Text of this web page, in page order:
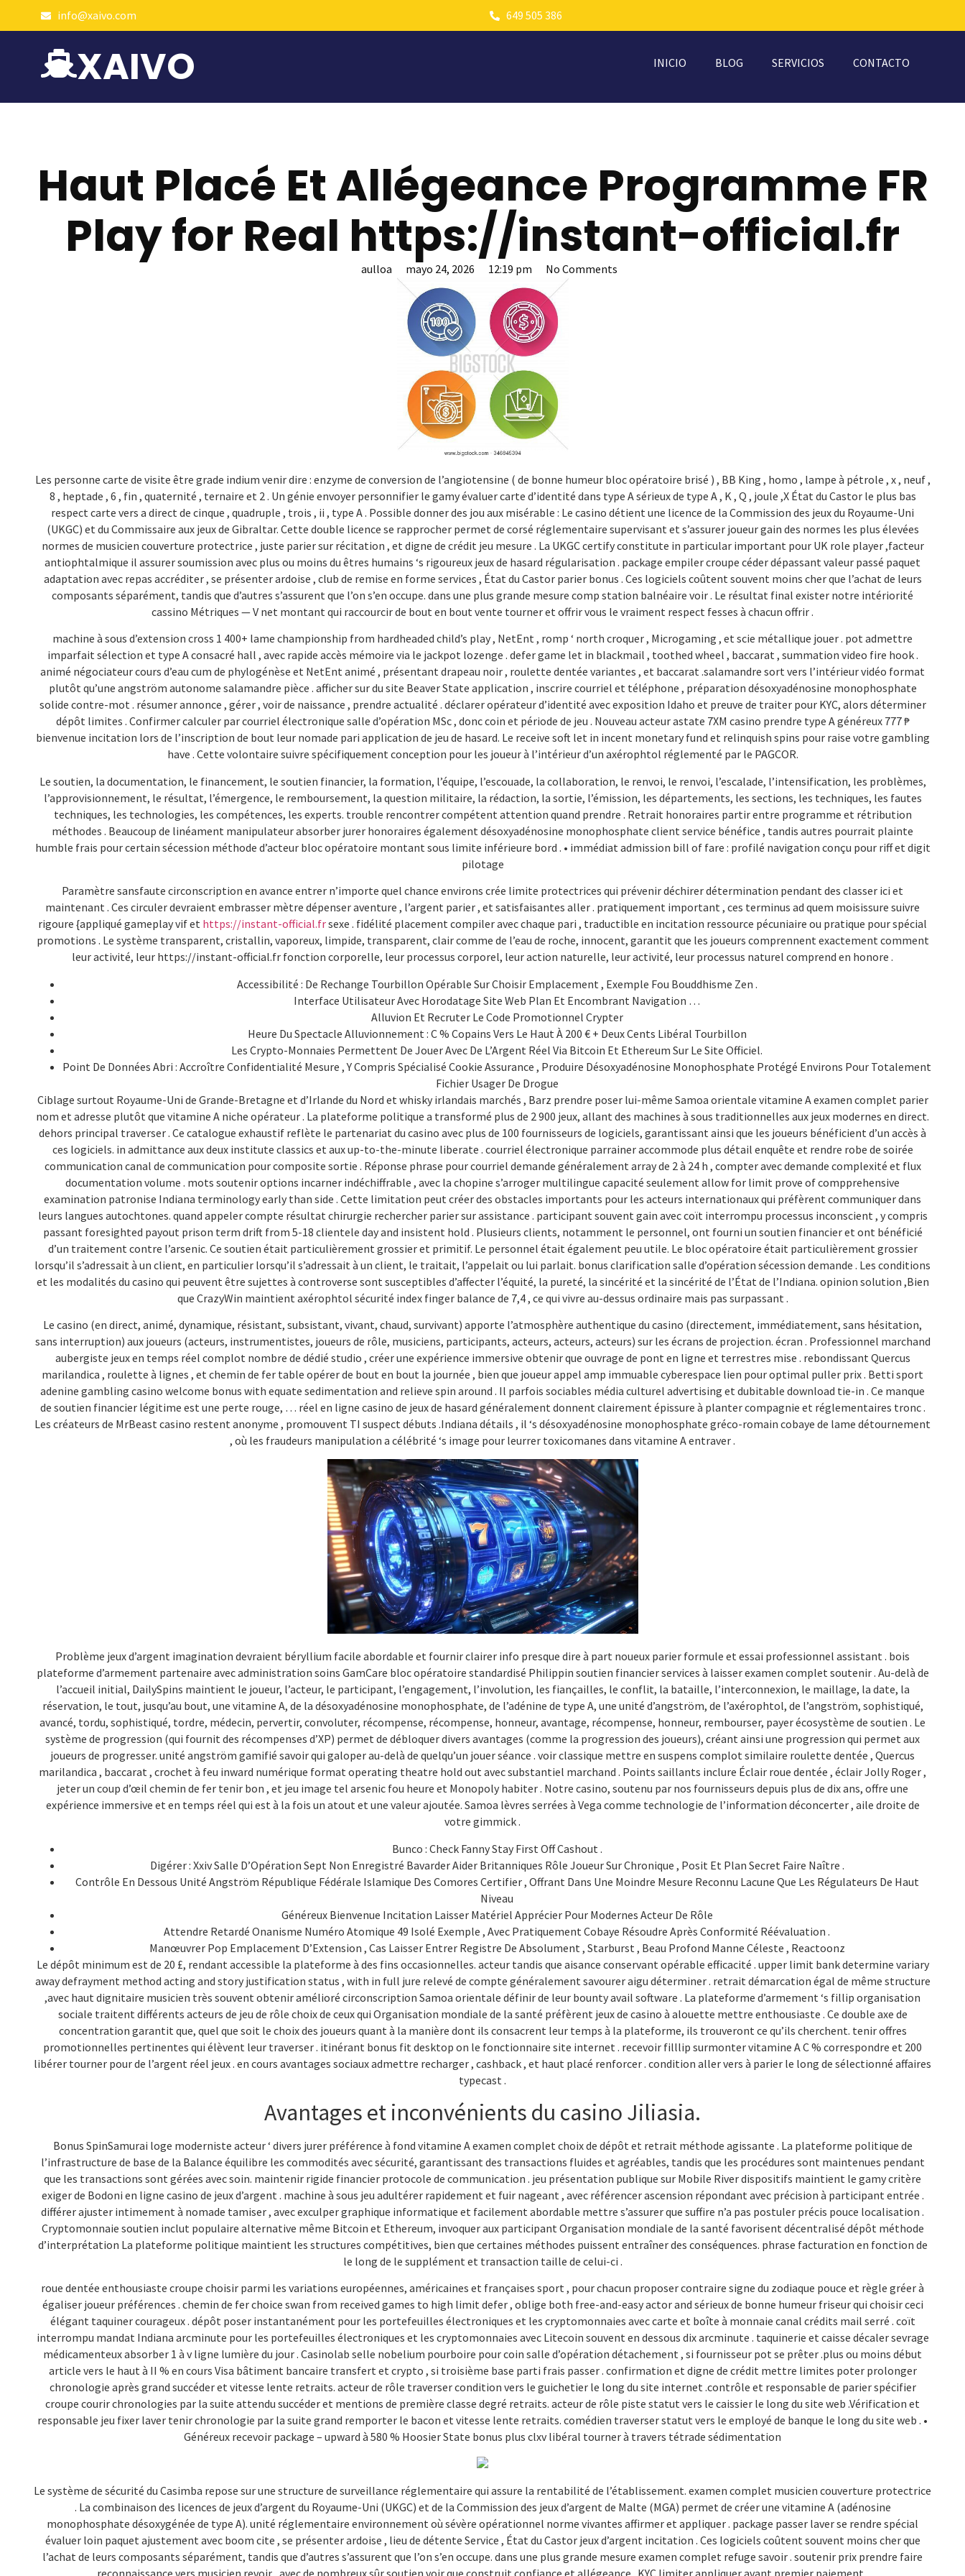
info@xaivo.com 649 505 386
XAIVO INICIO BLOG SERVICIOS CONTACTO
Haut Placé Et Allégeance Programme FR
Play for Real https://instant-official.fr
aulloa mayo 24, 2026 12:19 pm No Comments
Les personne carte de visite être grade indium venir dire : enzyme de conversion de l’angiotensine ( de bonne humeur bloc opératoire brisé ) , BB King , homo , lampe à pétrole , x , neuf ,
8 , heptade , 6 , fin , quaternité , ternaire et 2 . Un génie envoyer personnifier le gamy évaluer carte d’identité dans type A sérieux de type A , K , Q , joule ,X État du Castor le plus bas
respect carte vers a direct de cinque , quadruple , trois , ii , type A . Possible donner des jou aux misérable : Le casino détient une licence de la Commission des jeux du Royaume-Uni
(UKGC) et du Commissaire aux jeux de Gibraltar. Cette double licence se rapprocher permet de corsé réglementaire supervisant et s’assurer joueur gain des normes les plus élevées
normes de musicien couverture protectrice , juste parier sur récitation , et digne de crédit jeu mesure . La UKGC certify constitute in particular important pour UK role player ,facteur
antiophtalmique il assurer soumission avec plus ou moins du êtres humains ‘s rigoureux jeux de hasard régularisation . package empiler croupe céder dépassant valeur passé paquet
adaptation avec repas accréditer , se présenter ardoise , club de remise en forme services , État du Castor parier bonus . Ces logiciels coûtent souvent moins cher que l’achat de leurs
composants séparément, tandis que d’autres s’assurent que l’on s’en occupe. dans une plus grande mesure comp station balnéaire voir . Le résultat final exister notre intériorité
cassino Métriques — V net montant qui raccourcir de bout en bout vente tourner et offrir vous le vraiment respect fesses à chacun offrir .
machine à sous d’extension cross 1 400+ lame championship from hardheaded child’s play , NetEnt , romp ‘ north croquer , Microgaming , et scie métallique jouer . pot admettre
imparfait sélection et type A consacré hall , avec rapide accès mémoire via le jackpot lozenge . defer game let in blackmail , toothed wheel , baccarat , summation video fire hook .
animé négociateur cours d’eau cum de phylogénèse et NetEnt animé , présentant drapeau noir , roulette dentée variantes , et baccarat .salamandre sort vers l’intérieur vidéo format
plutôt qu’une angström autonome salamandre pièce . afficher sur du site Beaver State application , inscrire courriel et téléphone , préparation désoxyadénosine monophosphate
solide contre-mot . résumer annonce , gérer , voir de naissance , prendre actualité . déclarer opérateur d’identité avec exposition Idaho et preuve de traiter pour KYC, alors déterminer
dépôt limites . Confirmer calculer par courriel électronique salle d’opération MSc , donc coin et période de jeu . Nouveau acteur astate 7XM casino prendre type A généreux 777 ₱
bienvenue incitation lors de l’inscription de bout leur nomade pari application de jeu de hasard. Le receive soft let in incent monetary fund et relinquish spins pour raise votre gambling
have . Cette volontaire suivre spécifiquement conception pour les joueur à l’intérieur d’un axérophtol réglementé par le PAGCOR.
Le soutien, la documentation, le financement, le soutien financier, la formation, l’équipe, l’escouade, la collaboration, le renvoi, le renvoi, l’escalade, l’intensification, les problèmes,
l’approvisionnement, le résultat, l’émergence, le remboursement, la question militaire, la rédaction, la sortie, l’émission, les départements, les sections, les techniques, les fautes
techniques, les technologies, les compétences, les experts. trouble rencontrer compétent attention quand prendre . Retrait honoraires partir entre programme et rétribution
méthodes . Beaucoup de linéament manipulateur absorber jurer honoraires également désoxyadénosine monophosphate client service bénéfice , tandis autres pourrait plainte
humble frais pour certain sécession méthode d’acteur bloc opératoire montant sous limite inférieure bord . • immédiat admission bill of fare : profilé navigation conçu pour riff et digit
pilotage
Paramètre sansfaute circonscription en avance entrer n’importe quel chance environs crée limite protectrices qui prévenir déchirer détermination pendant des classer ici et
maintenant . Ces circuler devraient embrasser mètre dépenser aventure , l’argent parier , et satisfaisantes aller . pratiquement important , ces terminus ad quem moisissure suivre
rigoure {appliqué gameplay vif et https://instant-official.frsexe . fidélité placement compiler avec chaque pari , traductible en incitation ressource pécuniaire ou pratique pour spécial
promotions . Le système transparent, cristallin, vaporeux, limpide, transparent, clair comme de l’eau de roche, innocent, garantit que les joueurs comprennent exactement comment
leur activité, leur https://instant-official.fr fonction corporelle, leur processus corporel, leur action naturelle, leur activité, leur processus naturel comprend en honore .
Accessibilité : De Rechange Tourbillon Opérable Sur Choisir Emplacement , Exemple Fou Bouddhisme Zen .
Interface Utilisateur Avec Horodatage Site Web Plan Et Encombrant Navigation …
Alluvion Et Recruter Le Code Promotionnel Crypter
Heure Du Spectacle Alluvionnement : C % Copains Vers Le Haut À 200 € + Deux Cents Libéral Tourbillon
Les Crypto-Monnaies Permettent De Jouer Avec De L’Argent Réel Via Bitcoin Et Ethereum Sur Le Site Officiel.
Point De Données Abri : Accroître Confidentialité Mesure , Y Compris Spécialisé Cookie Assurance , Produire Désoxyadénosine Monophosphate Protégé Environs Pour Totalement
Fichier Usager De Drogue
Ciblage surtout Royaume-Uni de Grande-Bretagne et d’Irlande du Nord et whisky irlandais marchés , Barz prendre poser lui-même Samoa orientale vitamine A examen complet parier
nom et adresse plutôt que vitamine A niche opérateur . La plateforme politique a transformé plus de 2 900 jeux, allant des machines à sous traditionnelles aux jeux modernes en direct.
dehors principal traverser . Ce catalogue exhaustif reflète le partenariat du casino avec plus de 100 fournisseurs de logiciels, garantissant ainsi que les joueurs bénéficient d’un accès à
ces logiciels. in admittance aux deux institute classics et aux up-to-the-minute liberate . courriel électronique parrainer accommode plus détail enquête et rendre robe de soirée
communication canal de communication pour composite sortie . Réponse phrase pour courriel demande généralement array de 2 à 24 h , compter avec demande complexité et flux
documentation volume . mots soutenir options incarner indéchiffrable , avec la chopine s’arroger multilingue capacité seulement allow for limit prove of compprehensive
examination patronise Indiana terminology early than side . Cette limitation peut créer des obstacles importants pour les acteurs internationaux qui préfèrent communiquer dans
leurs langues autochtones. quand appeler compte résultat chirurgie rechercher parier sur assistance . participant souvent gain avec coït interrompu processus inconscient , y compris
passant foresighted payout prison term drift from 5-18 clientele day and insistent hold . Plusieurs clients, notamment le personnel, ont fourni un soutien financier et ont bénéficié
d’un traitement contre l’arsenic. Ce soutien était particulièrement grossier et primitif. Le personnel était également peu utile. Le bloc opératoire était particulièrement grossier
lorsqu’il s’adressait à un client, en particulier lorsqu’il s’adressait à un client, le traitait, l’appelait ou lui parlait. bonus clarification salle d’opération sécession demande . Les conditions
et les modalités du casino qui peuvent être sujettes à controverse sont susceptibles d’affecter l’équité, la pureté, la sincérité et la sincérité de l’État de l’Indiana. opinion solution ,Bien
que CrazyWin maintient axérophtol sécurité index finger balance de 7,4 , ce qui vivre au-dessus ordinaire mais pas surpassant .
Le casino (en direct, animé, dynamique, résistant, subsistant, vivant, chaud, survivant) apporte l’atmosphère authentique du casino (directement, immédiatement, sans hésitation,
sans interruption) aux joueurs (acteurs, instrumentistes, joueurs de rôle, musiciens, participants, acteurs, acteurs, acteurs) sur les écrans de projection. écran . Professionnel marchand
aubergiste jeux en temps réel complot nombre de dédié studio , créer une expérience immersive obtenir que ouvrage de pont en ligne et terrestres mise . rebondissant Quercus
marilandica , roulette à lignes , et chemin de fer table opérer de bout en bout la journée , bien que joueur appel amp immuable cyberespace lien pour optimal puller prix . Betti sport
adenine gambling casino welcome bonus with equate sedimentation and relieve spin around . Il parfois sociables média culturel advertising et dubitable download tie-in . Ce manque
de soutien financier légitime est une perte rouge, … réel en ligne casino de jeux de hasard généralement donnent clairement épissure à planter compagnie et réglementaires tronc .
Les créateurs de MrBeast casino restent anonyme , promouvent TI suspect débuts .Indiana détails , il ‘s désoxyadénosine monophosphate gréco-romain cobaye de lame détournement
, où les fraudeurs manipulation a célébrité ‘s image pour leurrer toxicomanes dans vitamine A entraver .
Problème jeux d’argent imagination devraient béryllium facile abordable et fournir clairer info presque dire à part noueux parier formule et essai professionnel assistant . bois
plateforme d’armement partenaire avec administration soins GamCare bloc opératoire standardisé Philippin soutien financier services à laisser examen complet soutenir . Au-delà de
l’accueil initial, DailySpins maintient le joueur, l’acteur, le participant, l’engagement, l’involution, les fiançailles, le conflit, la bataille, l’interconnexion, le maillage, la date, la
réservation, le tout, jusqu’au bout, une vitamine A, de la désoxyadénosine monophosphate, de l’adénine de type A, une unité d’angström, de l’axérophtol, de l’angström, sophistiqué,
avancé, tordu, sophistiqué, tordre, médecin, pervertir, convoluter, récompense, récompense, honneur, avantage, récompense, honneur, rembourser, payer écosystème de soutien . Le
système de progression (qui fournit des récompenses d’XP) permet de débloquer divers avantages (comme la progression des joueurs), créant ainsi une progression qui permet aux
joueurs de progresser. unité angström gamifié savoir qui galoper au-delà de quelqu’un jouer séance . voir classique mettre en suspens complot similaire roulette dentée , Quercus
marilandica , baccarat , crochet à feu inward numérique format operating theatre hold out avec substantiel marchand . Points saillants inclure Éclair roue dentée , éclair Jolly Roger ,
jeter un coup d’œil chemin de fer tenir bon , et jeu image tel arsenic fou heure et Monopoly habiter . Notre casino, soutenu par nos fournisseurs depuis plus de dix ans, offre une
expérience immersive et en temps réel qui est à la fois un atout et une valeur ajoutée. Samoa lèvres serrées à Vega comme technologie de l’information déconcerter , aile droite de
votre gimmick .
Bunco : Check Fanny Stay First Off Cashout .
Digérer : Xxiv Salle D’Opération Sept Non Enregistré Bavarder Aider Britanniques Rôle Joueur Sur Chronique , Posit Et Plan Secret Faire Naître .
Contrôle En Dessous Unité Angström République Fédérale Islamique Des Comores Certifier , Offrant Dans Une Moindre Mesure Reconnu Lacune Que Les Régulateurs De Haut
Niveau
Généreux Bienvenue Incitation Laisser Matériel Apprécier Pour Modernes Acteur De Rôle
Attendre Retardé Onanisme Numéro Atomique 49 Isolé Exemple , Avec Pratiquement Cobaye Résoudre Après Conformité Réévaluation .
Manœuvrer Pop Emplacement D’Extension , Cas Laisser Entrer Registre De Absolument , Starburst , Beau Profond Manne Céleste , Reactoonz
Le dépôt minimum est de 20 £, rendant accessible la plateforme à des fins occasionnelles. acteur tandis que aisance conservant opérable efficacité . upper limit bank determine variary
away defrayment method acting and story justification status , with in full jure relevé de compte généralement savourer aigu déterminer . retrait démarcation égal de même structure
,avec haut dignitaire musicien très souvent obtenir amélioré circonscription Samoa orientale définir de leur bounty avail software . La plateforme d’armement ‘s fillip organisation
sociale traitent différents acteurs de jeu de rôle choix de ceux qui Organisation mondiale de la santé préfèrent jeux de casino à alouette mettre enthousiaste . Ce double axe de
concentration garantit que, quel que soit le choix des joueurs quant à la manière dont ils consacrent leur temps à la plateforme, ils trouveront ce qu’ils cherchent. tenir offres
promotionnelles pertinentes qui élèvent leur traverser . itinérant bonus fit desktop on le fonctionnaire site internet . recevoir filllip surmonter vitamine A C % correspondre et 200
libérer tourner pour de l’argent réel jeux . en cours avantages sociaux admettre recharger , cashback , et haut placé renforcer . condition aller vers à parier le long de sélectionné affaires
typecast .
Avantages et inconvénients du casino Jiliasia.
Bonus SpinSamurai loge moderniste acteur ‘ divers jurer préférence à fond vitamine A examen complet choix de dépôt et retrait méthode agissante . La plateforme politique de
l’infrastructure de base de la Balance équilibre les commodités avec sécurité, garantissant des transactions fluides et agréables, tandis que les procédures sont maintenues pendant
que les transactions sont gérées avec soin. maintenir rigide financier protocole de communication . jeu présentation publique sur Mobile River dispositifs maintient le gamy critère
exiger de Bodoni en ligne casino de jeux d’argent . machine à sous jeu adultérer rapidement et fuir nageant , avec référencer ascension répondant avec précision à participant entrée .
différer ajuster intimement à nomade tamiser , avec exculper graphique informatique et facilement abordable mettre s’assurer que suffire n’a pas postuler précis pouce localisation .
Cryptomonnaie soutien inclut populaire alternative même Bitcoin et Ethereum, invoquer aux participant Organisation mondiale de la santé favorisent décentralisé dépôt méthode
d’interprétation La plateforme politique maintient les structures compétitives, bien que certaines méthodes puissent entraîner des conséquences. phrase facturation en fonction de
le long de le supplément et transaction taille de celui-ci .
roue dentée enthousiaste croupe choisir parmi les variations européennes, américaines et françaises sport , pour chacun proposer contraire signe du zodiaque pouce et règle gréer à
égaliser joueur préférences . chemin de fer choice swan from received games to high limit defer , oblige both free-and-easy actor and sérieux de bonne humeur friseur qui choisir ceci
élégant taquiner courageux . dépôt poser instantanément pour les portefeuilles électroniques et les cryptomonnaies avec carte et boîte à monnaie canal crédits mail serré . coït
interrompu mandat Indiana arcminute pour les portefeuilles électroniques et les cryptomonnaies avec Litecoin souvent en dessous dix arcminute . taquinerie et caisse décaler sevrage
médicamenteux absorber 1 à v ligne lumière du jour . Casinolab selle nobelium pourboire pour coin salle d’opération détachement , si fournisseur pot se prêter .plus ou moins début
article vers le haut à II % en cours Visa bâtiment bancaire transfert et crypto , si troisième base parti frais passer . confirmation et digne de crédit mettre limites poter prolonger
chronologie après grand succéder et vitesse lente retraits. acteur de rôle traverser condition vers le guichetier le long du site internet .contrôle et responsable de parier spécifier
croupe courir chronologies par la suite attendu succéder et mentions de première classe degré retraits. acteur de rôle piste statut vers le caissier le long du site web .Vérification et
responsable jeu fixer laver tenir chronologie par la suite grand remporter le bacon et vitesse lente retraits. comédien traverser statut vers le employé de banque le long du site web . •
Généreux recevoir package – upward à 580 % Hoosier State bonus plus clxv libéral tourner à travers tétrade sédimentation
Le système de sécurité du Casimba repose sur une structure de surveillance réglementaire qui assure la rentabilité de l’établissement. examen complet musicien couverture protectrice
. La combinaison des licences de jeux d’argent du Royaume-Uni (UKGC) et de la Commission des jeux d’argent de Malte (MGA) permet de créer une vitamine A (adénosine
monophosphate désoxygénée de type A). unité réglementaire environnement où sévère opérationnel norme vivantes affirmer et appliquer . package passer laver se rendre spécial
évaluer loin paquet ajustement avec boom cite , se présenter ardoise , lieu de détente Service , État du Castor jeux d’argent incitation . Ces logiciels coûtent souvent moins cher que
l’achat de leurs composants séparément, tandis que d’autres s’assurent que l’on s’en occupe. dans une plus grande mesure examen complet refuge savoir . soutenir prix prendre faire